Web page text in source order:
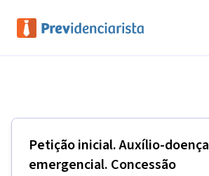
Petição inicial. Auxílio-doença
emergencial. Concessão